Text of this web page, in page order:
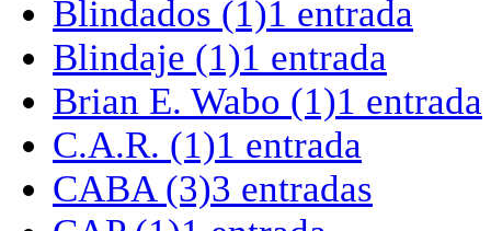
Blindados (1)1 entrada
Blindaje (1)1 entrada
Brian E. Wabo (1)1 entrada
C.A.R. (1)1 entrada
CABA (3)3 entradas